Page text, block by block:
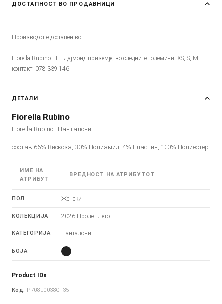
ДОСТАПНОСТ ВО ПРОДАВНИЦИ
Производот е достапен во:
Fiorella Rubino - ТЦ Дајмонд приземје, во следните големини: XS, S, M,
контакт: 078 339 146
ДЕТАЛИ
Fiorella Rubino
Fiorella Rubino - Панталони
состав:66% Вискоза, 30% Полиамид, 4% Еластин, 100% Полиестер
ИМЕ НА
АТРИБУТ
ВРЕДНОСТ НА АТРИБУТОТ
ПОЛ Женски
КОЛЕКЦИЈА 2026 Пролет-Лето
КАТЕГОРИЈА Панталони
БОЈА
Product IDs
Код: P708L0038Q_35